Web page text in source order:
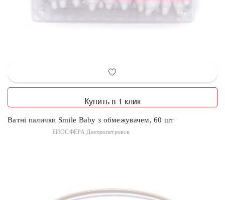
Купить в 1 клик
Ватні палички Smile Baby з обмежувачем, 60 шт
БИОСФЕРА Днепропетровск